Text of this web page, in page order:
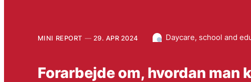
MINI REPORT 29. APR 2024 Daycare, school and
Forarbejde om, hvordan